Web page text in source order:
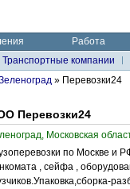
Работа
Транспортные компании
» Перевозки24
Перевозки24
Московская
по Москве и
, сейфа ,